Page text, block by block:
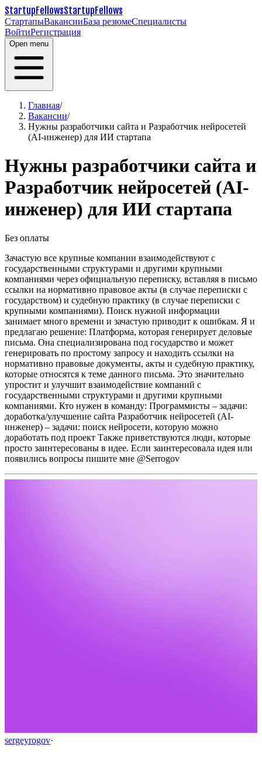
StartupFellowsStartupFellows
СтартапыВакансииБаза резюмеСпециалисты
ВойтиРегистрация
Open menu
Главная/
Вакансии/
Нужны разработчики сайта и Разработчик нейросетей
(AI-инженер) для ИИ стартапа
Нужны разработчики сайта и
Разработчик нейросетей (AI-
инженер) для ИИ стартапа
Без оплаты
Зачастую все крупные компании взаимодействуют с
государственными структурами и другими крупными
компаниями через официальную переписку, вставляя в письмо
ссылки на нормативно правовое акты (в случае переписки с
государством) и судебную практику (в случае переписки с
крупными компаниями). Поиск нужной информации
занимает много времени и зачастую приводит к ошибкам. Я и
предлагаю решение: Платформа, которая генерирует деловые
письма. Она специализирована под государство и может
генерировать по простому запросу и находить ссылки на
нормативно правовые документы, акты и судебную практику,
которые относятся к теме данного письма. Это значительно
упростит и улучшит взаимодействие компаний с
государственными структурами и другими крупными
компаниями. Кто нужен в команду: Программисты – задачи:
доработка/улучшение сайта Разработчик нейросетей (AI-
инженер) – задачи: поиск нейросети, которую можно
доработать под проект Также приветствуются люди, которые
просто заинтересованы в идее. Если заинтересовала идея или
появились вопросы пишите мне @Serrogov
sergeyrogov·